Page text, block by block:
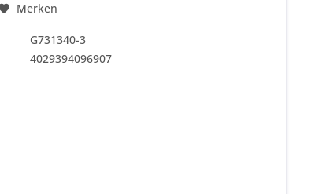
Merken
G731340-3
4029394096907